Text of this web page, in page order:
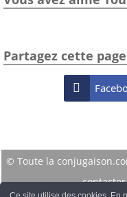
Partagez cette

© Toute la